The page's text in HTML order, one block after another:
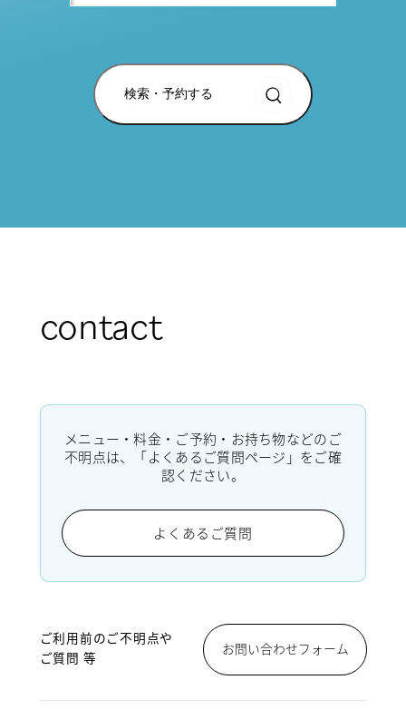
検索・予約する
contact
メニュー・料金・ご予約・お持ち物などのご
不明点は、「よくあるご質問ページ」をご確
認ください。
よくあるご質問
ご利用前のご不明点や
ご質問 等
お問い合わせフォーム